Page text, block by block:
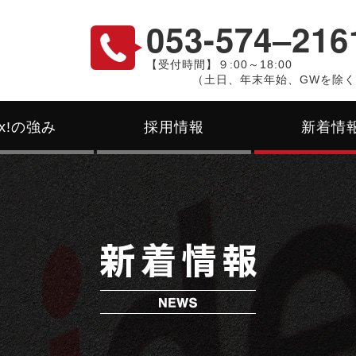
053-
【受付時間】９:00～18:00
（土日、年末年始、GWを除
の強み 採用情報 新着情